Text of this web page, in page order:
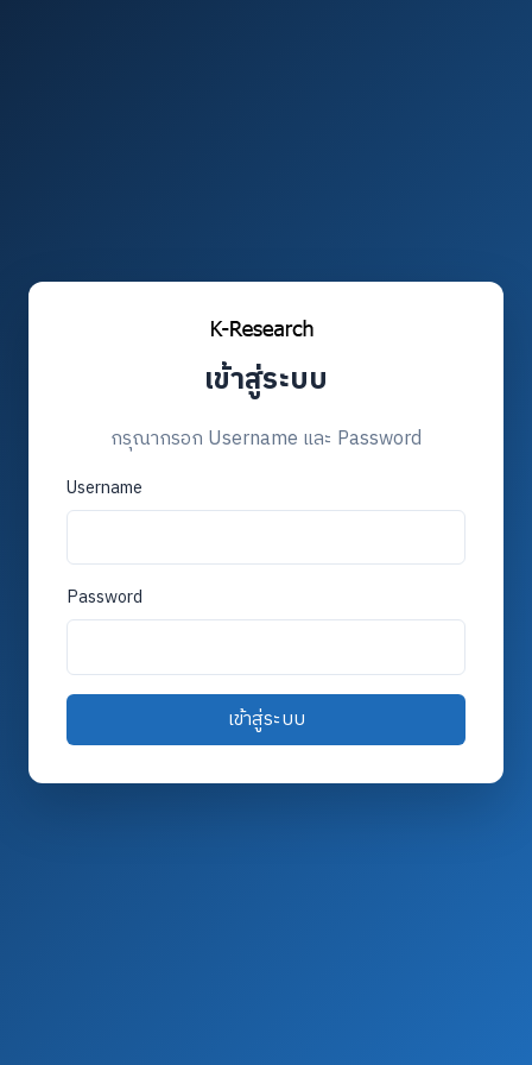
เข้าสู่ระบบ
กรุณากรอก Username และ Password
Username
Password
เข้าสู่ระบบ